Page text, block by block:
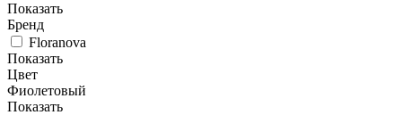
Показать
Бренд
Floranova
Показать
Цвет
Фиолетовый
Показать